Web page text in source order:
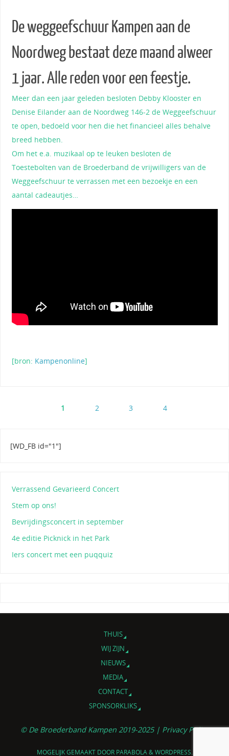
De weggeefschuur Kampen aan de
Noordweg bestaat deze maand alweer
1 jaar. Alle reden voor een feestje.
Meer dan een jaar geleden besloten Debby Klooster en
Denise Eilander aan de Noordweg 146-2 de Weggeefschuur
te open, bedoeld voor hen die het financieel alles behalve
breed hebben.
Om het e.a. muzikaal op te leuken besloten de
Toestebolten van de Broederband de vrijwilligers van de
Weggeefschuur te verrassen met een bezoekje en een
aantal cadeautjes…
[bron: Kampenonline]
1 2 3 4
[WD_FB id="1"]
Verrassend Gevarieerd Concert
Stem op ons!
Bevrijdingsconcert in september
4e editie Picknick in het Park
Iers concert met een puqquiz
THUIS
WIJ ZIJN
NIEUWS
MEDIA
CONTACT
SPONSORKLIKS
© De Broederband Kampen 2019-2025 | Privacy Policy
MOGELIJK GEMAAKT DOOR PARABOLA&WORDPRESS.